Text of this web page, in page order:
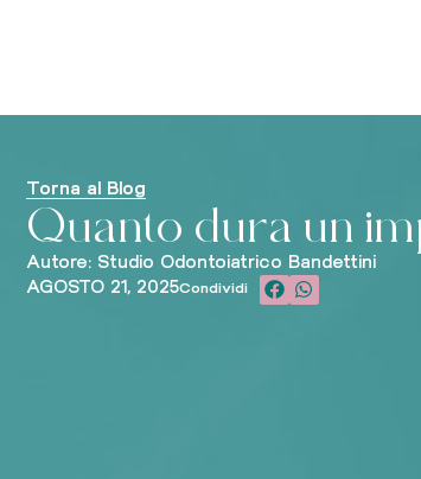
Torna al Blog
Quanto dura un
Autore: Studio Odontoiatrico Bandettini
AGOSTO 21, 2025Condividi